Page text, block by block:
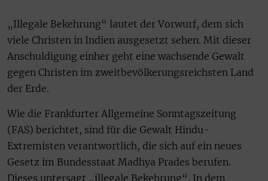
„Illegale Bekehrung“ lautet der Vorwurf, dem sich
viele Christen in Indien ausgesetzt sehen. Mit dieser
Anschuldigung einher geht eine wachsende Gewalt
gegen Christen im zweitbevölkerungsreichsten Land
der Erde.
Wie die Frankfurter Allgemeine Sonntagszeitung
(FAS) berichtet, sind für die Gewalt Hindu-
Extremisten verantwortlich, die sich auf ein neues
Gesetz im Bundesstaat Madhya Prades berufen.
Dieses untersagt „illegale Bekehrung“. In dem